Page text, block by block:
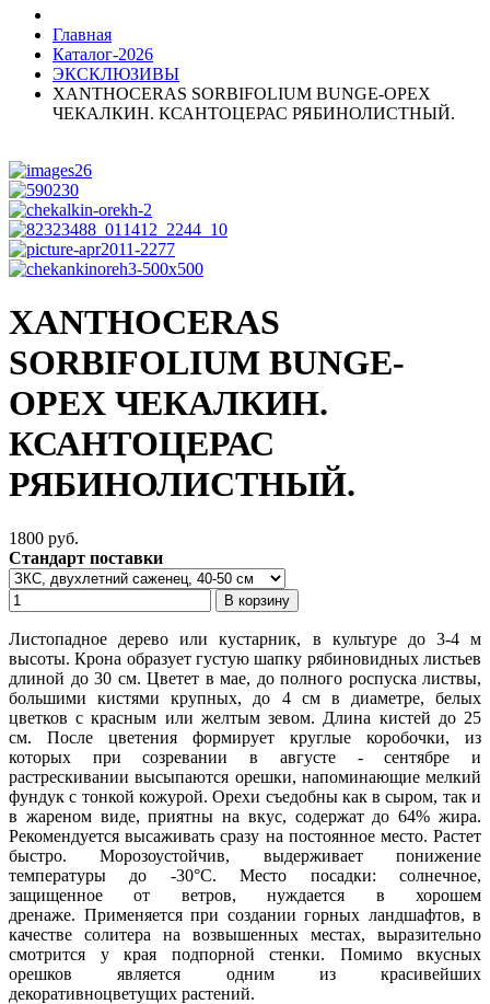
Главная
Каталог-2026
ЭКСКЛЮЗИВЫ
XANTHOCERAS SORBIFOLIUM BUNGE-ОРЕХ
ЧЕКАЛКИН. КСАНТОЦЕРАС РЯБИНОЛИСТНЫЙ.
XANTHOCERAS
SORBIFOLIUM BUNGE-
ОРЕХ ЧЕКАЛКИН.
КСАНТОЦЕРАС
РЯБИНОЛИСТНЫЙ.
1800 pуб.
Стандарт поставки
Листопадное дерево или кустарник, в культуре до 3-4 м
высоты. Крона образует густую шапку рябиновидных листьев
длиной до 30 см. Цветет в мае, до полного роспуска листвы,
большими кистями крупных, до 4 см в диаметре, белых
цветков с красным или желтым зевом. Длина кистей до 25
см. После цветения формирует круглые коробочки, из
которых при созревании в августе - сентябре и
растрескивании высыпаются орешки, напоминающие мелкий
фундук с тонкой кожурой. Орехи съедобны как в сыром, так и
в жареном виде, приятны на вкус, содержат до 64% жира.
Рекомендуется высаживать сразу на постоянное место. Растет
быстро. Морозоустойчив, выдерживает понижение
температуры до -30°C. Место посадки: солнечное,
защищенное от ветров, нуждается в хорошем
дренаже. Применяется при создании горных ландшафтов, в
качестве солитера на возвышенных местах, выразительно
смотрится у края подпорной стенки. Помимо вкусных
орешков является одним из красивейших
декоративноцветущих растений.